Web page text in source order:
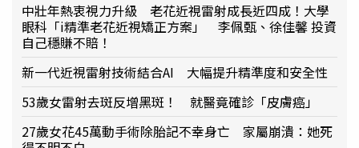
中壯年熱衷視力升級 老花近視雷射成長近四成！大學
眼科「i精準老花近視矯正方案」 李佩甄、徐佳馨 投資
自己穩賺不賠！
新一代近視雷射技術結合AI 大幅提升精準度和安全性
53歲女雷射去斑反增黑斑！ 就醫竟確診「皮膚癌」
27歲女花45萬動手術除胎記不幸身亡 家屬崩潰：她死